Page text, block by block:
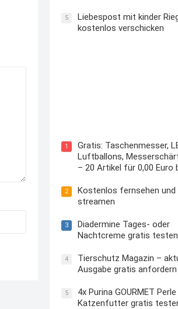
5
Liebespost mit kinder
kostenlos verschicken
1
Gratis: Taschenmesser,
Luftballons,
– 20 Artikel für 0,00 Euro
2
Kostenlos fernsehen und
streamen
3
Diadermine Tages- oder
Nachtcreme gratis testen
4
Tierschutz Magazin –
Ausgabe gratis anfordern
5
4x Purina GOURMET Perle
Katzenfutter gratis